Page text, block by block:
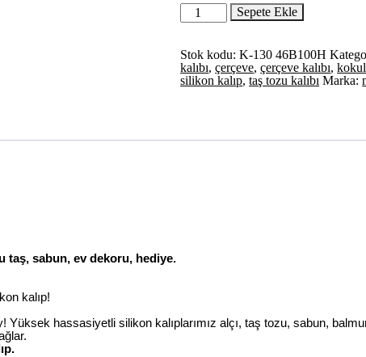
6cm
Bebek
Çerçeve
Silikon
Kalıp
K-
Sabun
Sepete Ekle
Stok kodu:K-130 46B100H
kalıbı,çerçeve,çerçeve kalıbı,
silikon kalıp,taş tozu kalıbı Marka:
taş, sabun, ev dekoru, hediye.
kalıp!
Yüksek hassasiyetli silikon kalıplarımız alçı, taş tozu, sabun,